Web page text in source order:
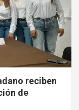
reciben
de